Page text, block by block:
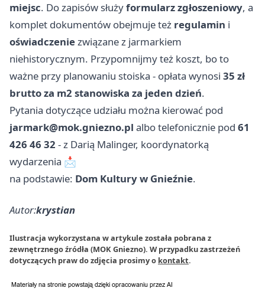
miejsc. Do zapisów służyformularz zgłoszeniowy, a
komplet dokumentów obejmuje też regulamin i
oświadczeniezwiązane z jarmarkiem
niehistorycznym. Przypomnijmy też koszt, bo to
ważne przy planowaniu stoiska - opłata wynosi 35 zł
brutto za m2 stanowiska za jeden dzień.
Pytania dotyczące udziału można kierować pod
jarmark@mok.gniezno.pl albo telefonicznie pod 61
426 46 32 - z Darią Malinger, koordynatorką
wydarzenia 📩
na podstawie: Dom Kultury w Gnieźnie.
Autor:krystian
Ilustracja wykorzystana w artykule została pobrana z
zewnętrznego źródła (MOK Gniezno). W przypadku zastrzeżeń
dotyczących praw do zdjęcia prosimy o kontakt.